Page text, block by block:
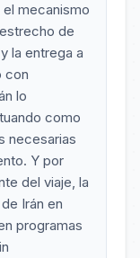
mecanismo
de
la entrega a
con
lo
como
necesarias
Y por
del viaje, la
Irán en
programas